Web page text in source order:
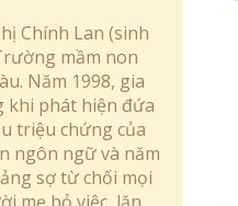
Chính Lan (sinh
mầm non
Năm 1998, gia
khi phát hiện đứa
triệu chứng của
ngôn ngữ và năm
sợ từ chối mọi